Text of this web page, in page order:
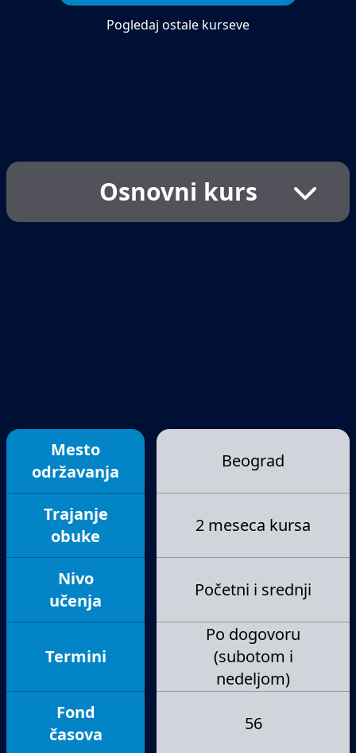
Pogledaj ostale kurseve
Osnovni kurs
Funkcije
Tekstualne datoteke
Strukture
Praktični primeri programiranja
Mesto
održavanja
Beograd
Trajanje
obuke
2 meseca kursa
Nivo
učenja
Početni i srednji
Termini
Po dogovoru
(subotom i
nedeljom)
Fond
časova
56